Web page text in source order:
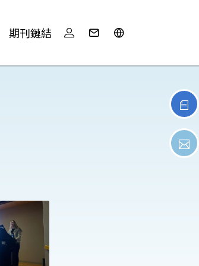
期刊鏈結